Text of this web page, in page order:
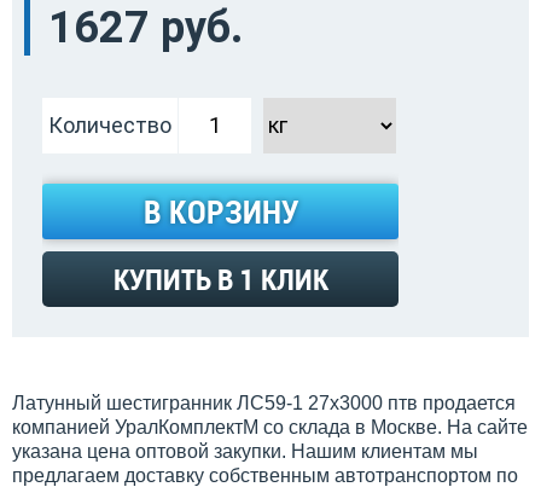
1627 руб.
Количество
В КОРЗИНУ
КУПИТЬ В 1 КЛИК
Латунный шестигранник ЛС59-1 27х3000 птв продается
компанией УралКомплектМ со склада в Москве. На сайте
указана цена оптовой закупки. Нашим клиентам мы
предлагаем доставку собственным автотранспортом по